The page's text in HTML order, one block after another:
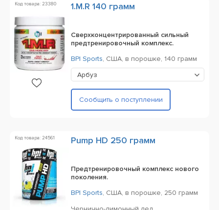
Код товара: 23380 1.M.R 140 грамм
Сверхконцентрированный сильный
предтренировочный комплекс.
BPI Sports, США, в порошке, 140 грамм
Арбуз
Сообщить о поступлении
Код товара: 24561 Pump HD 250 грамм
Предтренировочный комплекс нового
поколения.
BPI Sports, США, в порошке, 250 грамм